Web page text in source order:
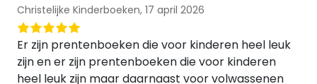
Christelijke Kinderboeken, 17 april 2026
Er zijn prentenboeken die voor kinderen heel leuk
zijn en er zijn prentenboeken die voor kinderen
heel leuk zijn maar daarnaast voor volwassenen